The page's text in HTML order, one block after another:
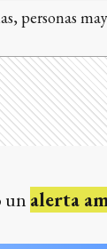
personas
un alerta